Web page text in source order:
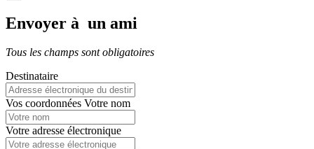
Envoyer à un ami
Tous les champs sont obligatoires
Destinataire
Vos coordonnées Votre nom
Votre adresse électronique